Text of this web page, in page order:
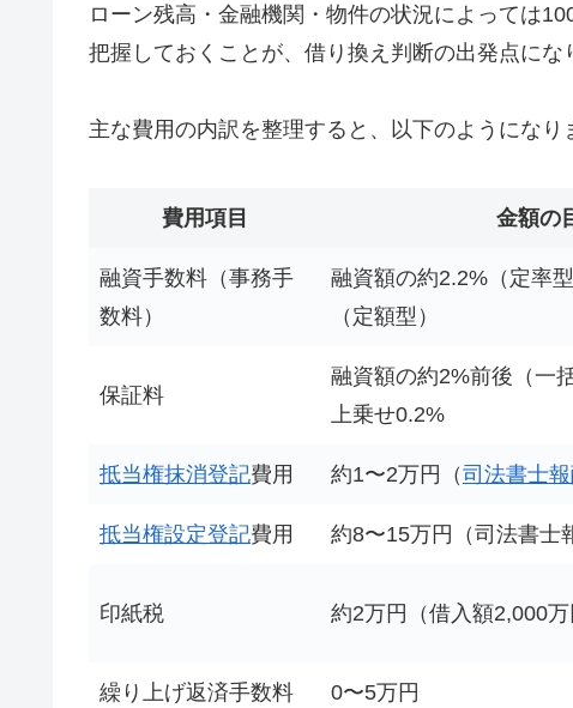
ローン残高・金融機関・物件の状況によっては
把握しておくことが、借り換え判断の出発点にな
主な費用の内訳を整理すると、以下のようになり
費用項目 金額の
融資手数料（事務手
数料）
融資額の約2.2%（定率
（定額型）
保証料
融資額の約2%前後（一
上乗せ0.2%
抵当権抹消登記費用 約1〜2万円（司法書士報
抵当権設定登記費用 約8〜15万円（司法書士
印紙税 約2万円（借入額2,000万
繰り上げ返済手数料 0〜5万円